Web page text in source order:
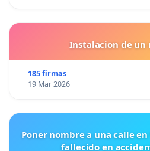
Instalacion de un
185 firmas
19 Mar 2026
Poner nombre a una calle
fallecido en